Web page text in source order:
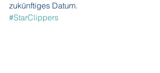
zukünftiges Datum.
#StarClippers